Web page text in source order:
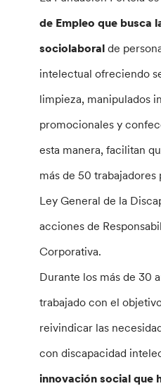
de Empleo que busca
sociolaboralde
intelectual ofreciendo
limpieza, manipulados
promocionales y
esta manera, facilitan
más de 50
Ley General de la
acciones de
Corporativa.
Durante los más de 30
trabajado con el
reivindicar las
con discapacidad
innovación social que